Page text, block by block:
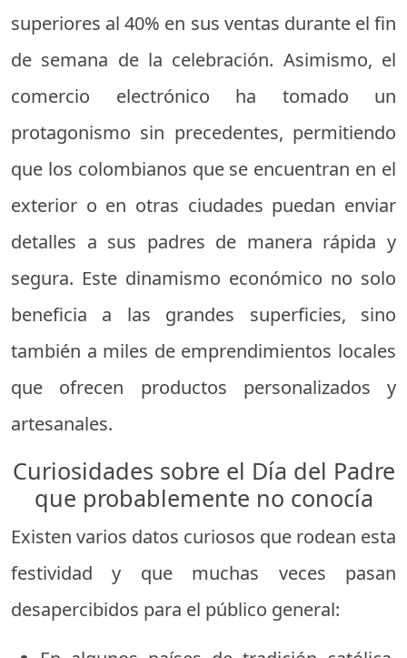
superiores al 40% en sus ventas durante el fin
de semana de la celebración. Asimismo, el
comercio electrónico ha tomado un
protagonismo sin precedentes, permitiendo
que los colombianos que se encuentran en el
exterior o en otras ciudades puedan enviar
detalles a sus padres de manera rápida y
segura. Este dinamismo económico no solo
beneficia a las grandes superficies, sino
también a miles de emprendimientos locales
que ofrecen productos personalizados y
artesanales.
Curiosidades sobre el Día del Padre
que probablemente no conocía
Existen varios datos curiosos que rodean esta
festividad y que muchas veces pasan
desapercibidos para el público general: